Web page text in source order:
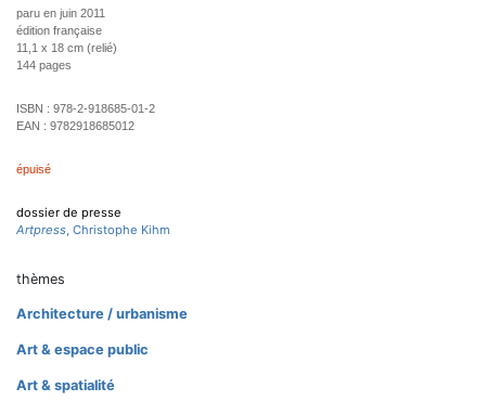
paru en juin 2011
édition française
11,1 x 18 cm (relié)
144 pages
ISBN : 978-2-918685-01-2
EAN : 9782918685012
épuisé
dossier de presse
Artpress, Christophe Kihm
thèmes
Architecture / urbanisme
Art & espace public
Art & spatialité